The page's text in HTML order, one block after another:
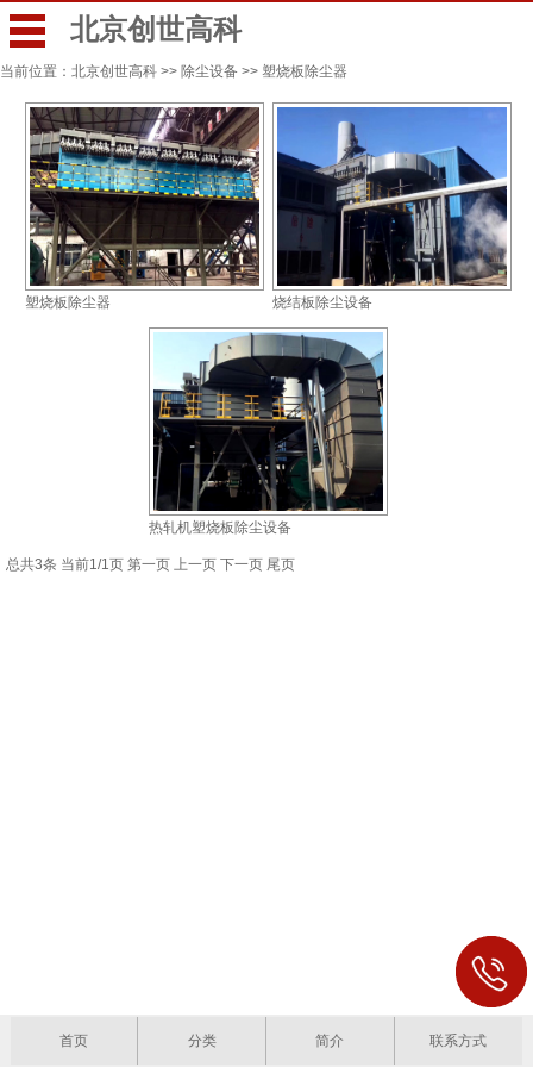
北京创世高科
首页 分类 简介 联系方式
当前位置： 北京创世高科 >> 除尘设备 >> 塑烧板除尘器
塑烧板除尘器 烧结板除尘设备
热轧机塑烧板除尘设备
总共3条 当前1/1页 第一页 上一页 下一页 尾页